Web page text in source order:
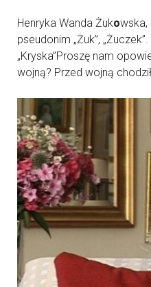
Henryka Wanda Żukowska,
pseudonim „Żuk”,
„Kryska”Proszę nam
wojną? Przed wojną